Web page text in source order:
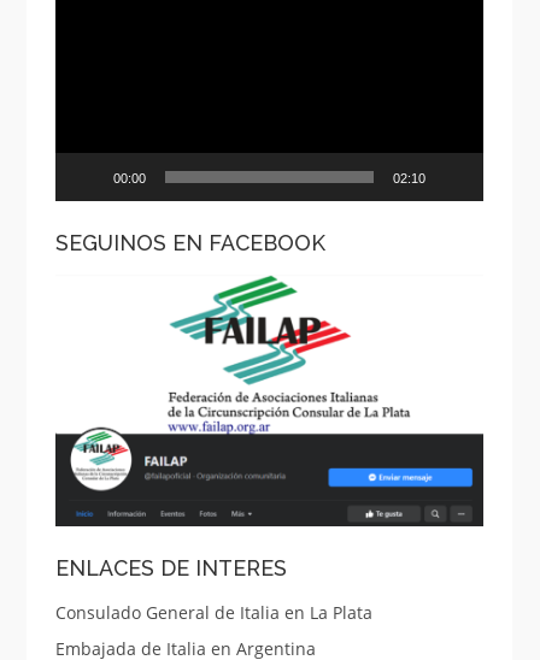
00:00 02:10
SEGUINOS EN FACEBOOK
ENLACES DE INTERES
Consulado General de Italia en La Plata
Embajada de Italia en Argentina